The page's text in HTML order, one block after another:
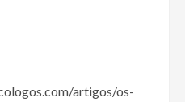
artigos/os-